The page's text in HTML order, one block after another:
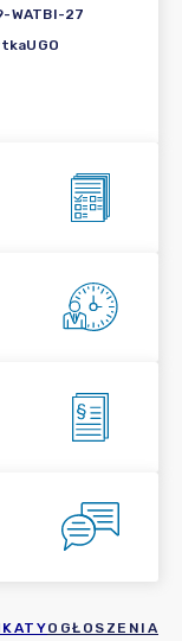
WATBI-27
OGŁOSZENIA